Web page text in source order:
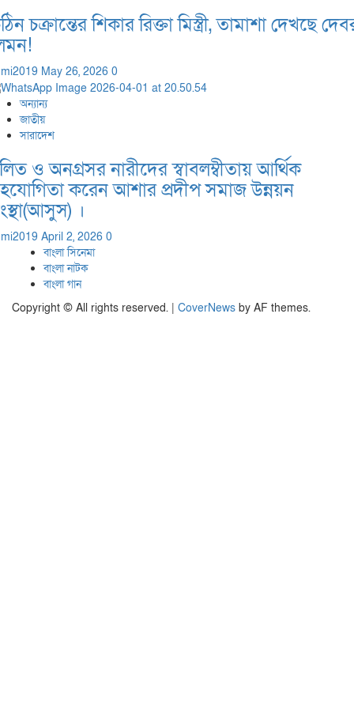
চক্রান্তের শিকার রিক্তা মিস্ত্রী, তামাশা দেখছে
May 26, 2026 0
অন্যান্য
জাতীয়
সারাদেশ
ও অনগ্রসর নারীদের স্বাবলম্বীতায় আর্থিক
করেন আশার প্রদীপ সমাজ উন্নয়ন
।
April 2, 2026 0
বাংলা সিনেমা
বাংলা নাটক
বাংলা গান
Copyright © All rights reserved. | CoverNews by AF themes.